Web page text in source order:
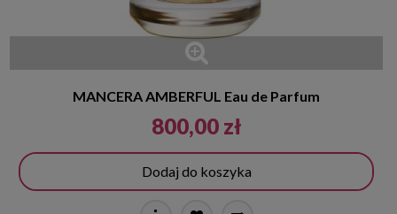
MANCERA AMBERFUL Eau de Parfum
800,00 zł
Dodaj do koszyka